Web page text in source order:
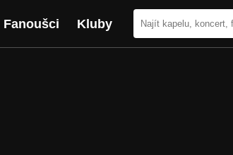
Fanoušci Kluby